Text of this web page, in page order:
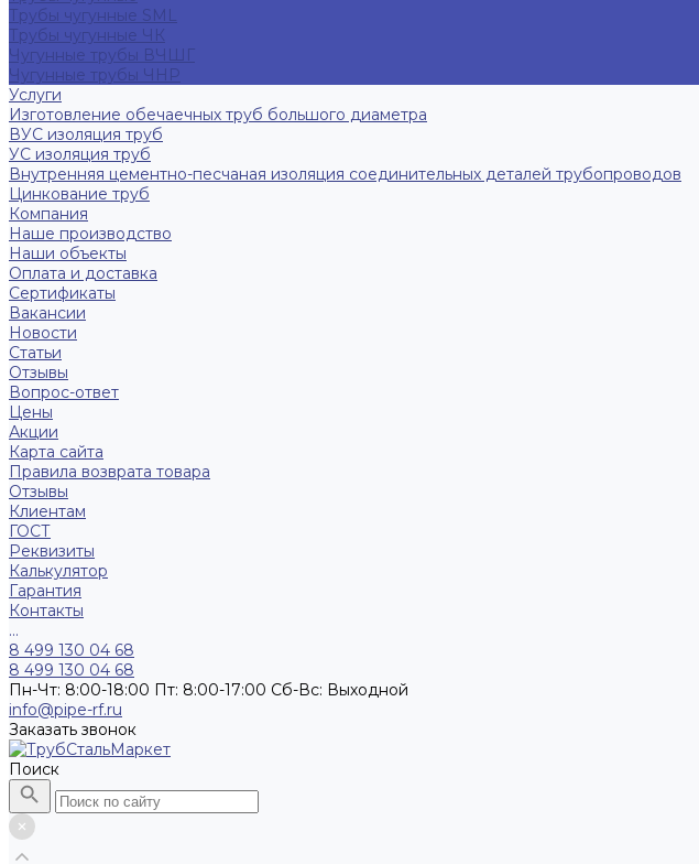
Трубы чугунные SML
Трубы чугунные ЧК
Чугунные трубы ВЧШГ
Чугунные трубы ЧНР
Услуги
Изготовление обечаечных труб большого диаметра
ВУС изоляция труб
УС изоляция труб
Внутренняя цементно-песчаная изоляция соединительных деталей трубопроводов
Цинкование труб
Компания
Наше производство
Наши объекты
Оплата и доставка
Сертификаты
Вакансии
Новости
Статьи
Отзывы
Вопрос-ответ
Цены
Акции
Карта сайта
Правила возврата товара
Отзывы
Клиентам
ГОСТ
Реквизиты
Калькулятор
Гарантия
Контакты
...
8 499 130 04 68
8 499 130 04 68
Пн-Чт: 8:00-18:00 Пт: 8:00-17:00 Сб-Вс: Выходной
info@pipe-rf.ru
Заказать звонок
Поиск